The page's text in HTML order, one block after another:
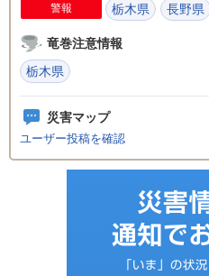
警報 栃木県 長野県
竜巻注意情報
栃木県
災害マップ
ユーザー投稿を確認